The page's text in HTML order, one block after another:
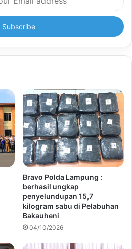
Bravo Polda Lampung :
berhasil ungkap
penyelundupan 15,7
kilogram sabu di Pelabuhan
Bakauheni
04/10/2026